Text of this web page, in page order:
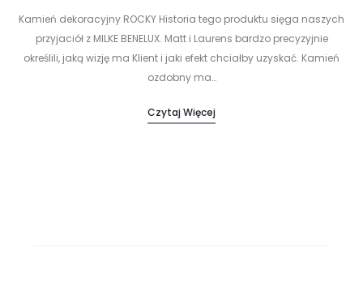
Kamień dekoracyjny ROCKY Historia tego produktu sięga naszych
przyjaciół z MILKE BENELUX​. Matt i Laurens bardzo precyzyjnie
określili, jaką wizję ma Klient i jaki efekt chciałby uzyskać. Kamień
ozdobny ma…
Czytaj Więcej